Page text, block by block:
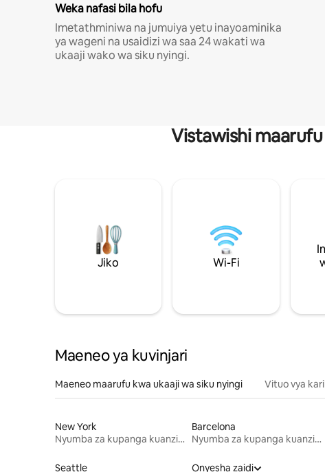
Weka nafasi bila hofu
Imetathminiwa na jumuiya yetu inayoaminika
ya wageni na usaidizi wa saa 24 wakati wa
ukaaji wako wa siku nyingi.
Vistawishi
Jiko Wi-Fi
Maeneo ya kuvinjari
Maeneo maarufu kwa ukaaji wa siku nyingi Vituo vya
New York
Nyumba za kupanga kuanzia mwezi mmoja
Barcelona
Nyumba za kupanga kuanzia mwezi mmoja
Seattle Onyesha zaidi